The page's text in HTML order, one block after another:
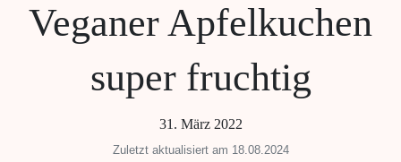
Veganer Apfelkuchen
super fruchtig
31. März 2022
Zuletzt aktualisiert am 18.08.2024